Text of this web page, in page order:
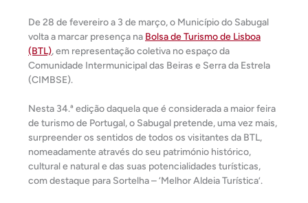
De 28 de fevereiro a 3 de março, o Município do Sabugal
volta a marcar presença na Bolsa de Turismo de Lisboa
(BTL), em representação coletiva no espaço da
Comunidade Intermunicipal das Beiras e Serra da Estrela
(CIMBSE).
Nesta 34.ª edição daquela que é considerada a maior feira
de turismo de Portugal, o Sabugal pretende, uma vez mais,
surpreender os sentidos de todos os visitantes da BTL,
nomeadamente através do seu património histórico,
cultural e natural e das suas potencialidades turísticas,
com destaque para Sortelha – ‘Melhor Aldeia Turística’.